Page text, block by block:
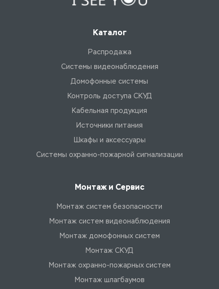
Каталог
Распродажа
Системы видеонаблюдения
Домофонные системы
Контроль доступа СКУД
Кабельная продукция
Источники питания
Шкафы и аксессуары
Системы охранно-пожарной сигнализации
Монтаж и Сервис
Монтаж систем безопасности
Монтаж систем видеонаблюдения
Монтаж домофонных систем
Монтаж СКУД
Монтаж охранно-пожарных систем
Монтаж шлагбаумов